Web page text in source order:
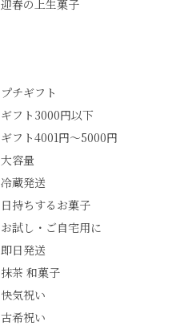
景、もっと知られてほ
しい！ 🍋締めは「みず
話題のレモンわらび餅
と、夏季限定・竹筒入
り水ようかん「清竹」
んな大満足の笑顔😋 さ
らに日高さんから、な
かの邸の珈琲パックと
小倉山荘のお菓子のサ
で🎁最後の最後まで"お
もてなし"の心を教えて
迎春の上生菓子
プチギフト
ギフト3000円以下
ギフト4001円～5000円
大容量
冷蔵発送
日持ちするお菓子
お試し・ご自宅用に
即日発送
抹茶 和菓子
快気祝い
古希祝い